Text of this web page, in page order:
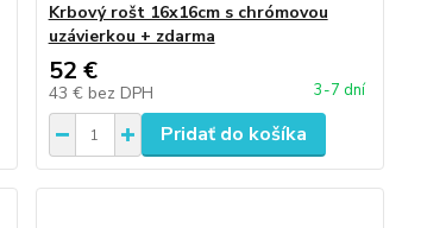
Krbový rošt 16x16cm s chrómovou
uzávierkou + zdarma
52 €
43 € bez DPH 3-7 dní
Pridať do košíka